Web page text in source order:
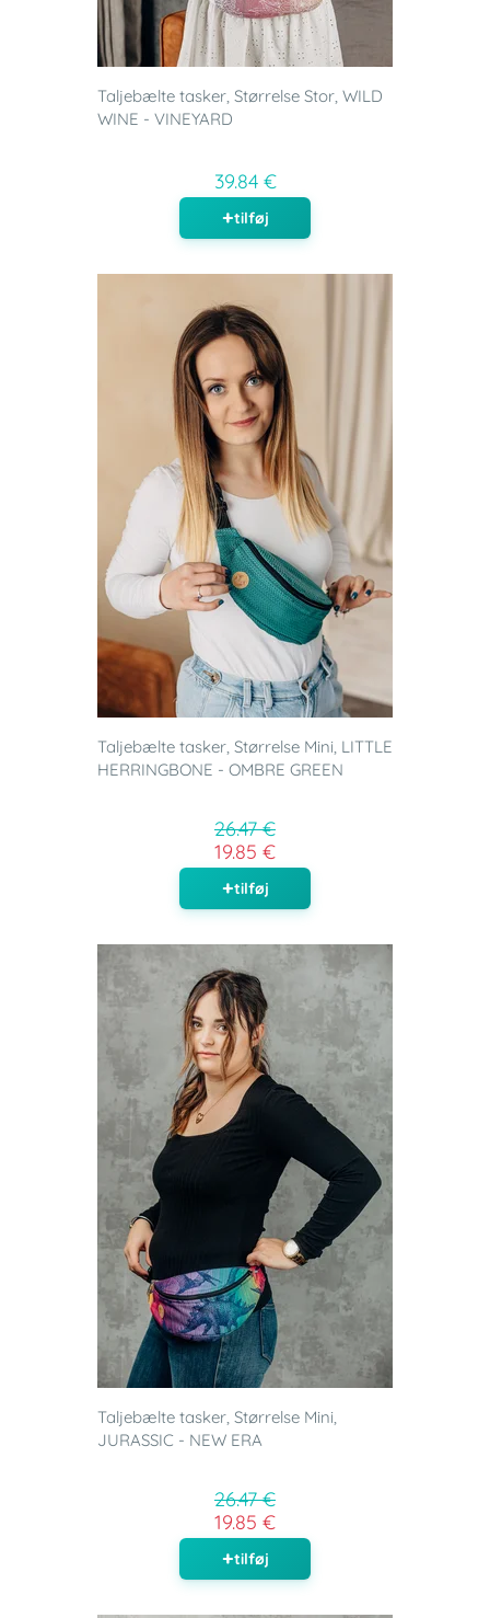
Taljebælte tasker, Størrelse Stor, WILD
WINE - VINEYARD
39.84 €
tilføj
Taljebælte tasker, Størrelse Mini, LITTLE
HERRINGBONE - OMBRE GREEN
26.47 €
19.85 €
tilføj
Taljebælte tasker, Størrelse Mini,
JURASSIC - NEW ERA
26.47 €
19.85 €
tilføj